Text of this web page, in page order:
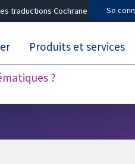
traductions Cochrane Se
?
Produits et services